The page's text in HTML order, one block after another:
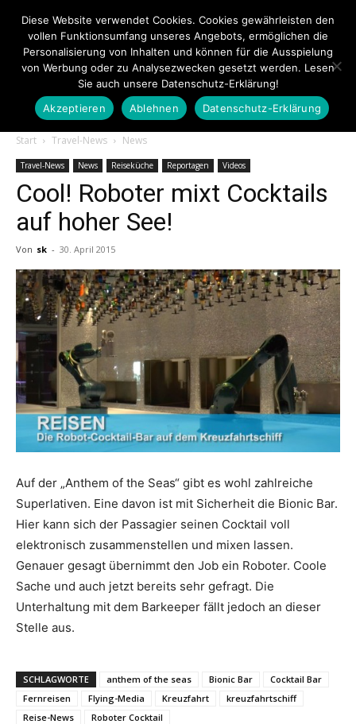
Touristiknews.de
|
Reiseempfehlungen.
Start Travel-News News
Travel-News News Reiseküche Reportagen Videos
Cool! Roboter mixt Cocktails
auf hoher See!
Von sk - 30. April 2015
Auf der „Anthem of the Seas“ gibt es wohl zahlreiche
Superlativen. Eine davon ist mit Sicherheit die Bionic Bar.
Hier kann sich der Passagier seinen Cocktail voll
elektronisch zusammenstellen und mixen lassen.
Genauer gesagt übernimmt den Job ein Roboter. Coole
Sache und auch jetzt bereits sehr gefragt. Die
Unterhaltung mit dem Barkeeper fällt jedoch an dieser
Stelle aus.
SCHLAGWORTE anthem of the seas Bionic Bar
Cocktail Bar
Fernreisen
Flying-Media Kreuzfahrt
kreuzfahrtschiff
Reise-News
Roboter Cocktail
Diese Website verwendet Cookies. Cookies gewährleisten den
vollen Funktionsumfang unseres Angebots, ermöglichen die
Personalisierung von Inhalten und können für die Ausspielung
von Werbung oder zu Analysezwecken gesetzt werden. Lesen
Sie auch unsere Datenschutz-Erklärung!
Akzeptieren
Ablehnen Datenschutz-Erklärung